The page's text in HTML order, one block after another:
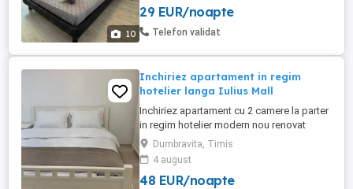
10
cu canapea extensibila Pt 2 persoane 1
baie 1 bucătărie Complet mobilat utilat
29 EUR/noapte
Telefon validat
Inchiriez apartament in regim
hotelier langa Iulius Mall
Inchiriez apartament cu 2 camere la parter
in regim hotelier modern nou renovat
mobilat la 200 metri de Iulius Mall si la 5
min de centrul orasului pret 250 ron pe zi
.Aleea Ionel Perlea.
Dumbravita, Timis
4 august
48 EUR/noapte